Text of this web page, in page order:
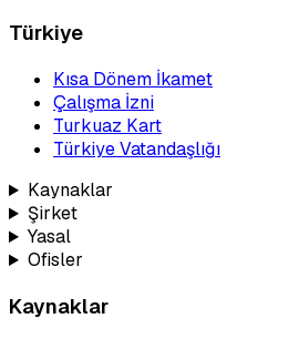
Türkiye
Kısa Dönem İkamet
Çalışma İzni
Turkuaz Kart
Türkiye Vatandaşlığı
Kaynaklar
Şirket
Yasal
Ofisler
Kaynaklar